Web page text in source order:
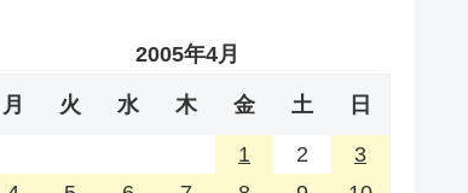
2005年4月
月 火 水 木 金 土 日
1 2
3